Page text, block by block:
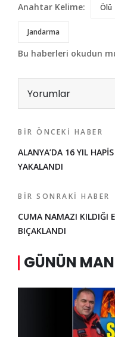
Anahtar Kelime: Ölü
Jandarma
Bu haberleri okudun
Yorumlar
BIR ÖNCEKI HABER
ALANYA’DA 16 YIL
YAKALANDI
BIR SONRAKI HABER
CUMA NAMAZI KILDIĞI
BIÇAKLANDI
GÜNÜN